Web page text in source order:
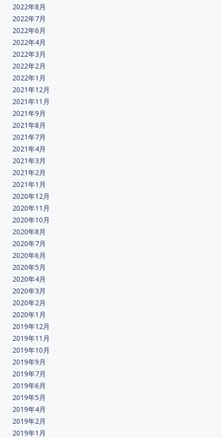
2022年8月
2022年7月
2022年6月
2022年4月
2022年3月
2022年2月
2022年1月
2021年12月
2021年11月
2021年9月
2021年8月
2021年7月
2021年4月
2021年3月
2021年2月
2021年1月
2020年12月
2020年11月
2020年10月
2020年8月
2020年7月
2020年6月
2020年5月
2020年4月
2020年3月
2020年2月
2020年1月
2019年12月
2019年11月
2019年10月
2019年9月
2019年7月
2019年6月
2019年5月
2019年4月
2019年2月
2019年1月